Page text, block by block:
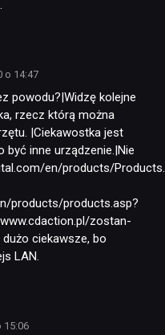
o 14:47
powodu?|Widzę kolejne
rzecz którą można
|Ciekawostka jest
być inne urządzenie.|Nie
en/products/
products/products.asp?
zostan-
ciekawsze, bo
LAN.
15:06